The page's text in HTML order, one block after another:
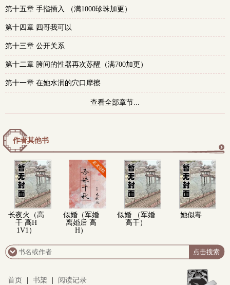
第十五章 手指插入 （满1000珍珠加更）
第十四章 四哥我可以
第十三章 公开关系
第十二章 胯间的性器再次苏醒（满700加更）
第十一章 在她水润的穴口摩擦
查看全部章节...
作者其他书
长夜火（高
干 高H
1V1）
似婚（军婚
离婚后 高
H）
似婚 （军婚
高干）
她似毒
首页 书架 阅读记录